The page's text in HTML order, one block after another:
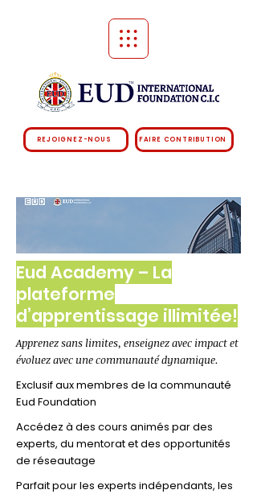
FAIRE CONTRIBUTION
REJOIGNEZ-NOUS
Eud Academy – La
plateforme
d’apprentissage illimitée!
Apprenez sans limites, enseignez avec impact et
évoluez avec une communauté dynamique.
Exclusif aux membres de la communauté
Eud Foundation
Accédez à des cours animés par des
experts, du mentorat et des opportunités
de réseautage
Parfait pour les experts indépendants, les